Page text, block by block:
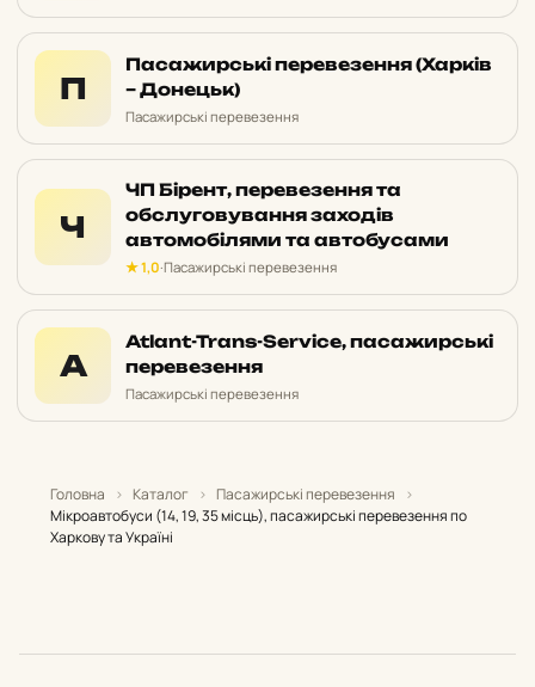
П
Пасажирські перевезення (Харків
– Донецьк)
Пасажирські перевезення
Ч
ЧП Бірент, перевезення та
обслуговування заходів
автомобілями та автобусами
★ 1,0·Пасажирські перевезення
A
Atlant-Trans-Service, пасажирські
перевезення
Пасажирські перевезення
Головна › Каталог › Пасажирські перевезення
›
Мікроавтобуси (14, 19, 35 місць), пасажирські перевезення по
Харкову та Україні